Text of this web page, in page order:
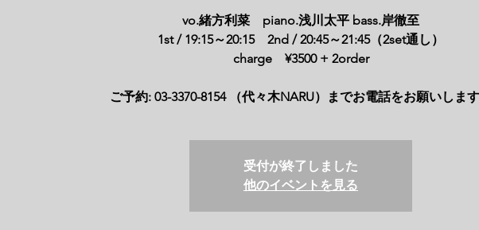
vo.緒方利菜 piano.浅川太平 bass.岸徹至
1st / 19:15～20:15 2nd / 20:45～21:45（2set通し）
charge ¥3500 + 2order
ご予約: 03-3370-8154 （代々木NARU）までお電話をお願いしま
受付が終了しました
他のイベントを見る